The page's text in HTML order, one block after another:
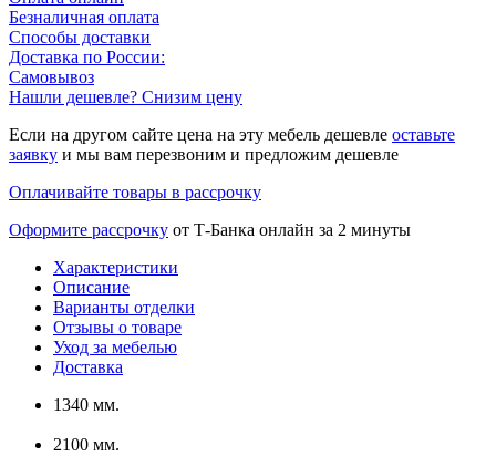
Безналичная оплата
Способы доставки
Доставка по России:
Самовывоз
Нашли дешевле? Снизим цену
Если на другом сайте цена на эту мебель дешевле оставьте
заявку и мы вам перезвоним и предложим дешевле
Оплачивайте товары в рассрочку
Оформите рассрочку от Т-Банка онлайн за 2 минуты
Характеристики
Описание
Варианты отделки
Отзывы о товаре
Уход за мебелью
Доставка
1340 мм.
2100 мм.